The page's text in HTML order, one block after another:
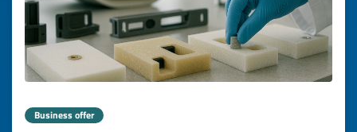
Business offer